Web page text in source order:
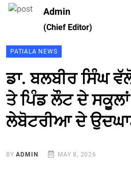
Admin
(Chief Editor)
PATIALA NEWS
ਡਾ. ਬਲਬੀਰ ਸਿੰਘ
ਤੇ ਪਿੰਡ ਲੌਟ ਦੇ
ਲੇਬੋਟਰੀਆ ਦੇ
BYADMIN MAY 8, 2026